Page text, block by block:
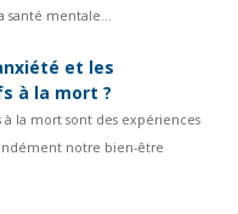
santé mentale...
et les
à la mort ?
à la mort sont des expériences
notre bien-être